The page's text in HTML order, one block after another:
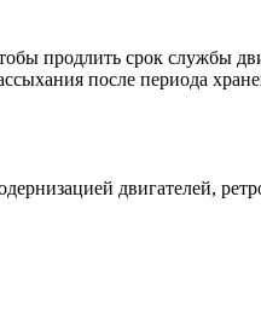
продлить срок службы
после периода
двигателей,